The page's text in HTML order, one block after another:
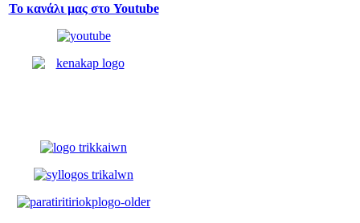
Το κανάλι μας στο Youtube